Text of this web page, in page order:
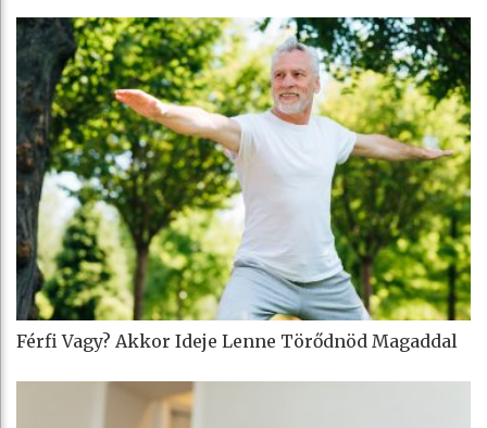
Férfi Vagy? Akkor Ideje Lenne Törődnöd Magaddal